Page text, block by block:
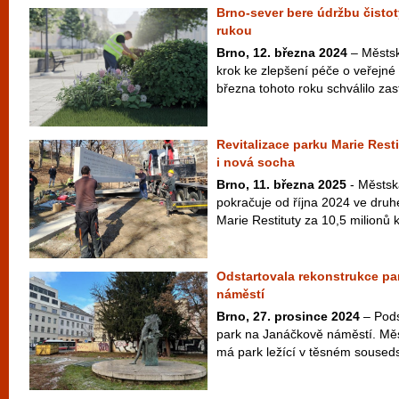
Brno-sever bere údržbu
rukou
Brno, 12. března 2024 –
krok ke zlepšení péče o
března tohoto roku schválilo
Revitalizace parku Marie
i nová socha
Brno, 11. března 2025 -
pokračuje od října 2024 ve
Marie Restituty za 10,5 milionů
Odstartovala rekonstrukce
náměstí
Brno, 27. prosince 2024 –
park na Janáčkově náměstí.
má park ležící v těsném